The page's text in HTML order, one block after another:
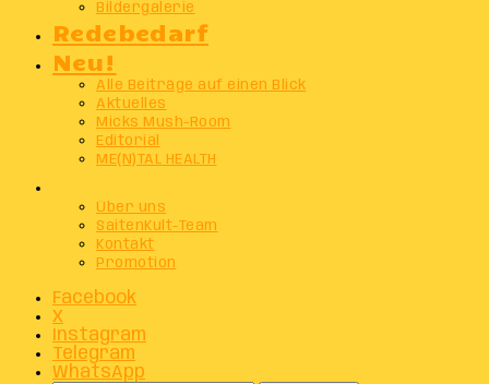
Bildergalerie
Redebedarf
Neu!
Alle Beiträge auf einen Blick
Aktuelles
Micks Mush-Room
Editorial
ME(N)TAL HEALTH
Über uns
SaitenKult-Team
Kontakt
Promotion
Facebook
X
Instagram
Telegram
WhatsApp